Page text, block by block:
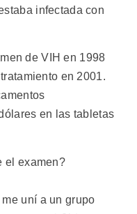
infectada con
de VIH en 1998
en 2001.
en las tabletas
el examen?
uní a un grupo